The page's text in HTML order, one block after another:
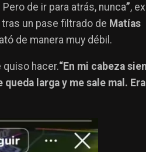
de ir para atrás, nunca”,
un pase filtrado de Matías
de manera muy débil.
quiso hacer.“En mi cabeza
larga y me sale mal. Era